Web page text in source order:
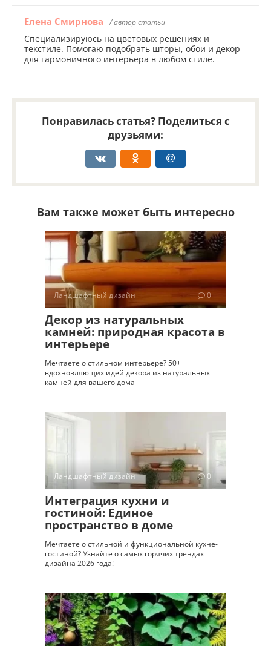
Елена Смирнова / автор статьи
Специализируюсь на цветовых решениях и
текстиле. Помогаю подобрать шторы, обои и декор
для гармоничного интерьера в любом стиле.
Понравилась статья? Поделиться с
друзьями:
Вам также может быть интересно
Ландшафтный дизайн 0
Декор из натуральных
камней: природная красота в
интерьере
Мечтаете о стильном интерьере? 50+
вдохновляющих идей декора из натуральных
камней для вашего дома
Ландшафтный дизайн 0
Интеграция кухни и
гостиной: Единое
пространство в доме
Мечтаете о стильной и функциональной кухне-
гостиной? Узнайте о самых горячих трендах
дизайна 2026 года!